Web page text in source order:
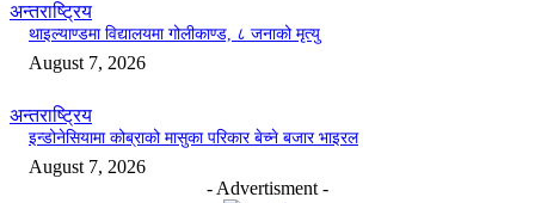
अन्तराष्ट्रिय
थाइल्याण्डमा विद्यालयमा गोलीकाण्ड, ८ जनाको मृत्यु
August 7, 2026
अन्तराष्ट्रिय
इन्डोनेसियामा कोब्राको मासुका परिकार बेच्ने बजार भाइरल
August 7, 2026
- Advertisment -